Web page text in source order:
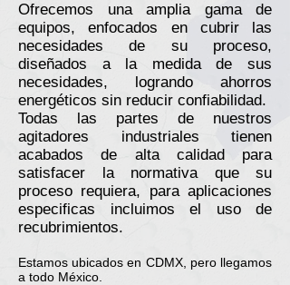
Ofrecemos una amplia gama de
equipos, enfocados en cubrir las
necesidades de su proceso,
diseñados a la medida de sus
necesidades, logrando ahorros
energéticos sin reducir confiabilidad.
Todas las partes de nuestros
agitadores industriales tienen
acabados de alta calidad para
satisfacer la normativa que su
proceso requiera, para aplicaciones
especificas incluimos el uso de
recubrimientos.
Estamos ubicados en CDMX, pero llegamos
a todo México.